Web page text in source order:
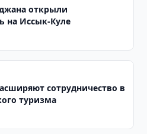
открыли
на Иссык-Куле
сотрудничество в
туризма